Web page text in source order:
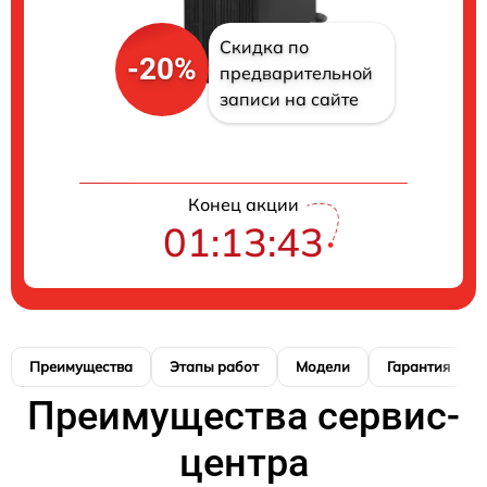
-20%
Скидка по
предварительной
записи на сайте
Конец акции
01:13:42
Преимущества Этапы работ Модели Гарантия
Преимущества сервис-
центра